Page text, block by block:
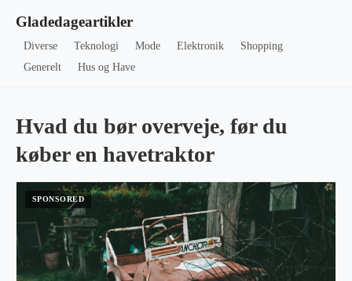
Gladedageartikler
Diverse Teknologi Mode Elektronik
Shopping
Generelt
Hus og Have
Hvad du bør overveje, før du
køber en havetraktor